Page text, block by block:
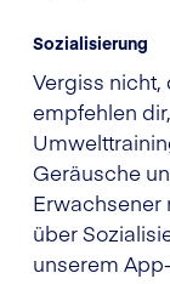
Sozialisierung
Vergiss
empfehlen
Geräusche
Erwachsener
über
unserem